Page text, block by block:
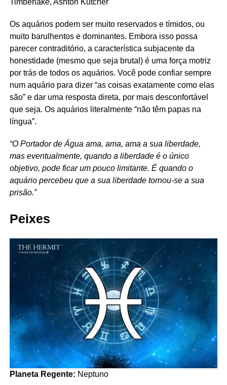
Os aquários podem ser muito reservados e tímidos, ou
muito barulhentos e dominantes. Embora isso possa
parecer contraditório, a característica subjacente da
honestidade (mesmo que seja brutal) é uma força motriz
por trás de todos os aquários. Você pode confiar sempre
num aquário para dizer “as coisas exatamente como elas
são” e dar uma resposta direta, por mais desconfortável
que seja. Os aquários literalmente “não têm papas na
língua”.
“O Portador de Água ama, ama, ama a sua liberdade,
mas eventualmente, quando a liberdade é o único
objetivo, pode ficar um pouco limitante. É quando o
aquário percebeu que a sua liberdade tornou-se a sua
prisão.”
Peixes
Planeta Regente: Neptuno